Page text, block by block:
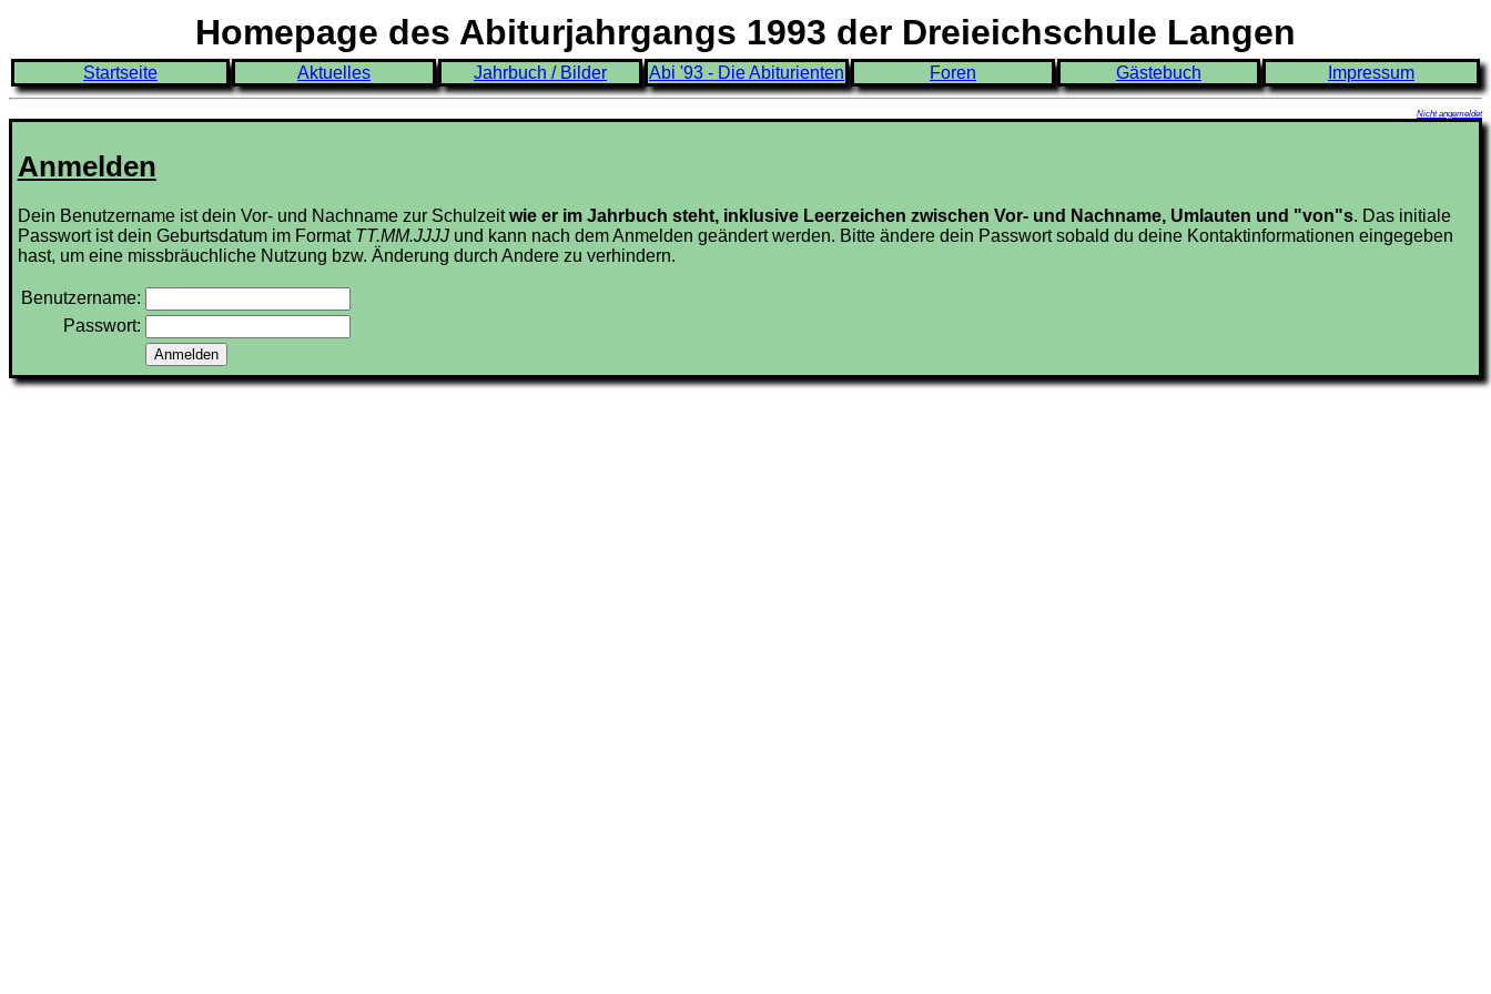
Homepage des Abiturjahrgangs 1993 der Dreieichschule Langen
Startseite Aktuelles Jahrbuch / Bilder Abi '93 - Die Abiturienten Foren Gästebuch Impressum
Nicht angemeldet
Anmelden
Dein Benutzername ist dein Vor- und Nachname zur Schulzeitwie er im Jahrbuch steht, inklusive Leerzeichen zwischen Vor- und Nachname, Umlauten und "von"s. Das initiale
Passwort ist dein Geburtsdatum im Format TT.MM.JJJJund kann nach dem Anmelden geändert werden. Bitte ändere dein Passwort sobald du deine Kontaktinformationen eingegeben
hast, um eine missbräuchliche Nutzung bzw. Änderung durch Andere zu verhindern.
Benutzername:
Passwort: